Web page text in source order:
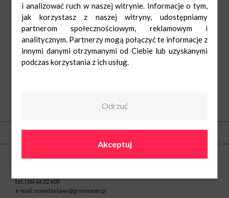
tel. (56) 66 22 605
e-mail: nowebielawy@greenman.pl
i analizować ruch w naszej witrynie. Informacje o tym,
jak korzystasz z naszej witryny, udostępniamy
partnerom społecznościowym, reklamowym i
analitycznym. Partnerzy mogą połączyć te informacje z
innymi danymi otrzymanymi od Ciebie lub uzyskanymi
podczas korzystania z ich usług.
Odrzuć
Akceptuj